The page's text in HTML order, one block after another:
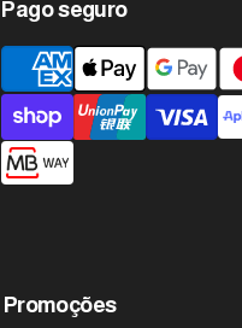
Pago seguro
Métodos
de
pagamento
aceites
Promoções